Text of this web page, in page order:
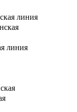
линия
линия